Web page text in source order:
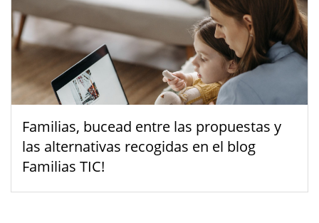
Familias, bucead entre las propuestas y
las alternativas recogidas en el blog
Familias TIC!